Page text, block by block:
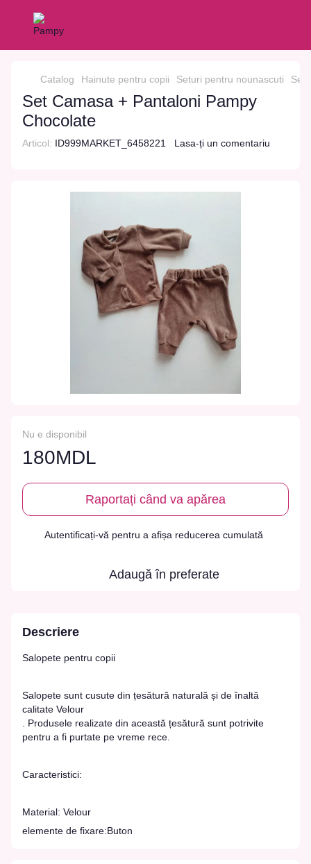
Catalog Hainute pentru copii Seturi pentru nounascuti Set
Set Camasa + Pantaloni Pampy
Chocolate
Articol: ID999MARKET_6458221 Lasa-ți un comentariu
Nu e disponibil
180MDL
Raportați când va apărea
Autentificați-vă pentru a afișa reducerea cumulată
Adaugă în preferate
Descriere
Salopete pentru copii
Salopete sunt cusute din țesătură naturală și de înaltă
calitate Velour
. Produsele realizate din această țesătură sunt potrivite
pentru a fi purtate pe vreme rece.
Caracteristici:
Material: Velour
elemente de fixare:Buton